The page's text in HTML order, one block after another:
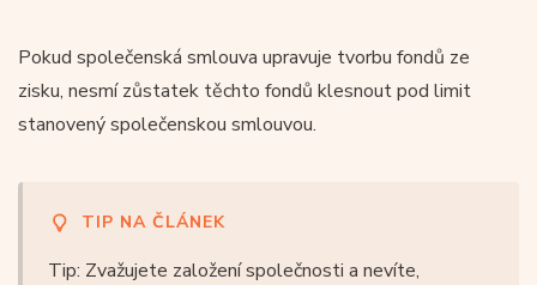
Pokud společenská smlouva upravuje tvorbu fondů ze
zisku, nesmí zůstatek těchto fondů klesnout pod limit
stanovený společenskou smlouvou.
TIP NA ČLÁNEK
Tip: Zvažujete založení společnosti a nevíte,